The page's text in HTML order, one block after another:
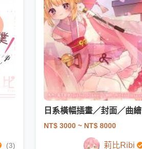
(3)
日系橫幅插畫／封面／曲繪
NT$ 3000 ~ NT$ 8000
莉比Ribi